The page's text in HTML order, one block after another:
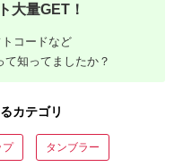
大量GET！
コードなど
知ってましたか？
カテゴリ
プ タンブラー